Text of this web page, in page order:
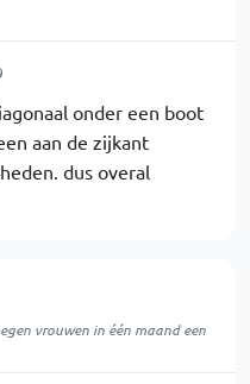
onder een boot
aan de zijkant
dus overal
vrouwen in één maand een